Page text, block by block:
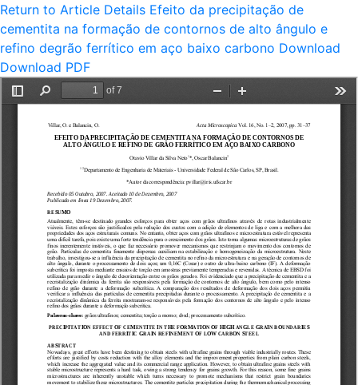
Return to Article Details Efeito da precipitação de
cementita na formação de contornos de alto ângulo e
refino degrão ferrítico em aço baixo carbono Download
Download PDF